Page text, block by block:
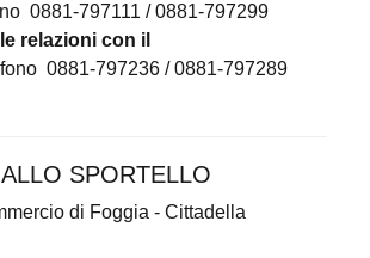
0881-797111 / 0881-797299
relazioni con il
0881-797236 / 0881-797289
SPORTELLO
di Foggia - Cittadella